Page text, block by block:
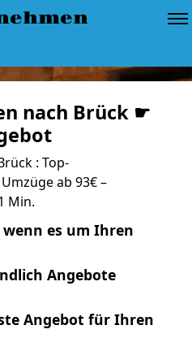
nach Brück ☛
: Top-
ab 93€ –
Min.
es um Ihren
Angebote
Angebot für Ihren